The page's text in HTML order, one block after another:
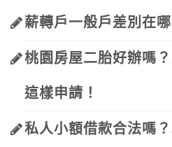
薪轉戶一般戶差別在
桃園房屋二胎好辦嗎
這樣申請！
私人小額借款合法嗎